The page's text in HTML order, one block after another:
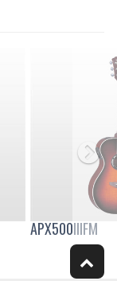
APX500IIIFM